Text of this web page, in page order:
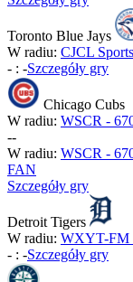
Toronto Blue Jays
W radiu: CJCL
- : -Szczegóły gry
Chicago Cubs
W radiu: WSCR -
--
W radiu: WSCR -
FAN
Szczegóły gry
Detroit Tigers
W radiu: WXYT-FM
- : -Szczegóły gry